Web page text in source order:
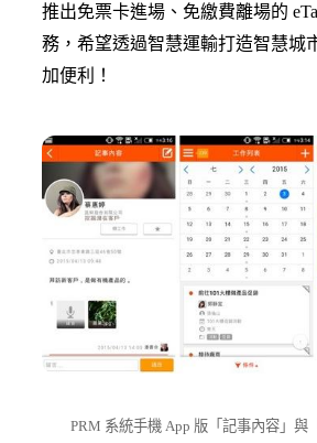
推出免票卡進場、免繳費離場的
務，希望透過智慧運輸打造智慧城
加便利！
PRM 系統手機 App 版「記事內容」與